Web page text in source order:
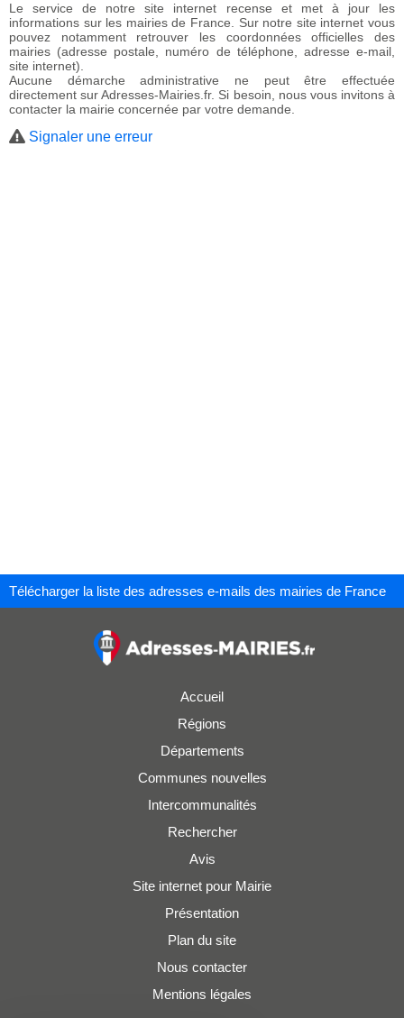
Le service de notre site internet recense et met à jour les
informations sur les mairies de France. Sur notre site internet vous
pouvez notamment retrouver les coordonnées officielles des
mairies (adresse postale, numéro de téléphone, adresse e-mail,
site internet).
Aucune démarche administrative ne peut être effectuée
directement sur Adresses-Mairies.fr. Si besoin, nous vous invitons à
contacter la mairie concernée par votre demande.
Signaler une erreur
Télécharger la liste des adresses e-mails des mairies de France
Accueil
Régions
Départements
Communes nouvelles
Intercommunalités
Rechercher
Avis
Site internet pour Mairie
Présentation
Plan du site
Nous contacter
Mentions légales